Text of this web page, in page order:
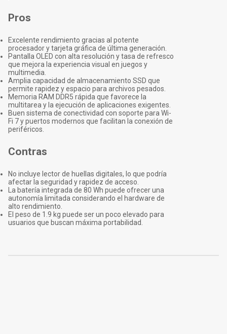
Pros
Excelente rendimiento gracias al potente
procesador y tarjeta gráfica de última generación.
Pantalla OLED con alta resolución y tasa de refresco
que mejora la experiencia visual en juegos y
multimedia.
Amplia capacidad de almacenamiento SSD que
permite rapidez y espacio para archivos pesados.
Memoria RAM DDR5 rápida que favorece la
multitarea y la ejecución de aplicaciones exigentes.
Buen sistema de conectividad con soporte para Wi-
Fi 7 y puertos modernos que facilitan la conexión de
periféricos.
Contras
No incluye lector de huellas digitales, lo que podría
afectar la seguridad y rapidez de acceso.
La batería integrada de 80 Wh puede ofrecer una
autonomía limitada considerando el hardware de
alto rendimiento.
El peso de 1.9 kg puede ser un poco elevado para
usuarios que buscan máxima portabilidad.